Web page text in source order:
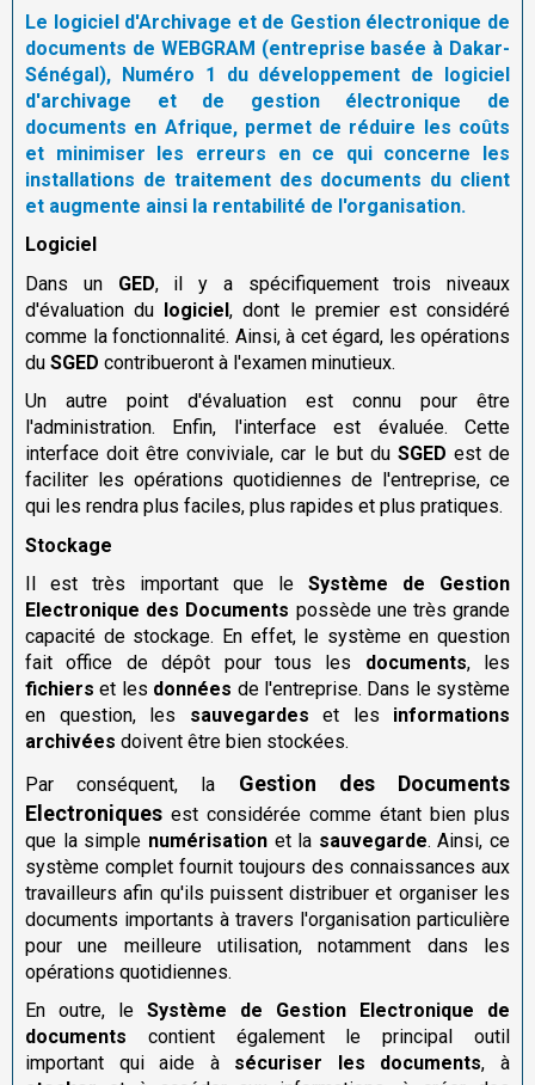
Le logiciel d'Archivage et de Gestion électronique de
documents de WEBGRAM (entreprise basée à Dakar-
Sénégal), Numéro 1 du développement de logiciel
d'archivage et de gestion électronique de
documents en Afrique, permet de réduire les coûts
et minimiser les erreurs en ce qui concerne les
installations de traitement des documents du client
et augmente ainsi la rentabilité de l'organisation.
Logiciel
Dans un GED, il y a spécifiquement trois niveaux
d'évaluation du logiciel, dont le premier est considéré
comme la fonctionnalité. Ainsi, à cet égard, les opérations
du SGED contribueront à l'examen minutieux.
Un autre point d'évaluation est connu pour être
l'administration. Enfin, l'interface est évaluée. Cette
interface doit être conviviale, car le but du SGED est de
faciliter les opérations quotidiennes de l'entreprise, ce
qui les rendra plus faciles, plus rapides et plus pratiques.
Stockage
Il est très important que le Système de Gestion
Electronique des Documents possède une très grande
capacité de stockage. En effet, le système en question
fait office de dépôt pour tous les documents, les
fichiers et les données de l'entreprise. Dans le système
en question, les sauvegardes et les informations
archivées doivent être bien stockées.
Par conséquent, la Gestion des Documents
Electroniques est considérée comme étant bien plus
que la simple numérisationet la sauvegarde. Ainsi, ce
système complet fournit toujours des connaissances aux
travailleurs afin qu'ils puissent distribuer et organiser les
documents importants à travers l'organisation particulière
pour une meilleure utilisation, notamment dans les
opérations quotidiennes.
En outre, le Système de Gestion Electronique de
documents contient également le principal outil
important qui aide à sécuriser les documents, à